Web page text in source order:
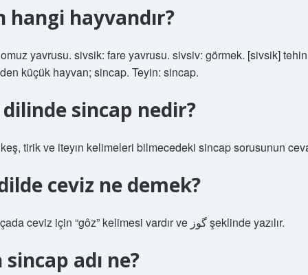
hangi hayvandır?
yavrusu. sivsik: fare yavrusu. sivsiv: görmek. [sivsik] tehin:
küçük hayvan; sincap. Teyin: sincap.
sincap nedir?
tirik ve iteyın kelimeleri bilmecedeki sincap sorusunun
ceviz ne demek?
Eski Farsçada ceviz için “gôz” kelimesi vardır ve گوز şeklinde yazılır.
adı ne?